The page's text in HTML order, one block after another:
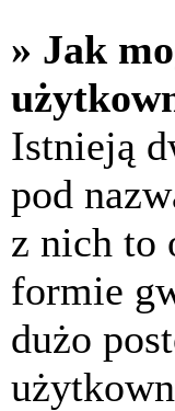
» Jak
Istnieją
pod
z nich to
formie
dużo